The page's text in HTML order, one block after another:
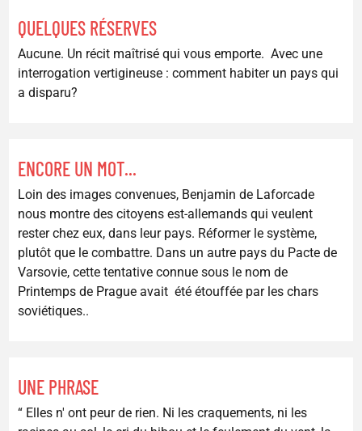
QUELQUES RÉSERVES
Aucune. Un récit maîtrisé qui vous emporte. Avec une
interrogation vertigineuse : comment habiter un pays qui
a disparu?
ENCORE UN MOT...
Loin des images convenues, Benjamin de Laforcade
nous montre des citoyens est-allemands qui veulent
rester chez eux, dans leur pays. Réformer le système,
plutôt que le combattre. Dans un autre pays du Pacte de
Varsovie, cette tentative connue sous le nom de
Printemps de Prague avait été étouffée par les chars
soviétiques..
UNE PHRASE
“ Elles n' ont peur de rien. Ni les craquements, ni les